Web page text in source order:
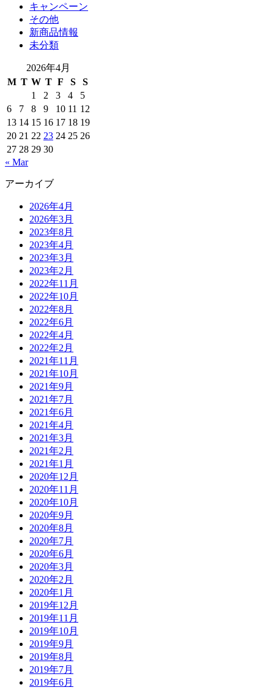
キャンペーン
その他
新商品情報
未分類
2026年4月
M T W T F S
S
1
2 3 4
5
6
7 8 9 10 11 12
13 14 15 16 17 18 19
20 21 22 23 24 25 26
27 28 29 30
« Mar
アーカイブ
2026年4月
2026年3月
2023年8月
2023年4月
2023年3月
2023年2月
2022年11月
2022年10月
2022年8月
2022年6月
2022年4月
2022年2月
2021年11月
2021年10月
2021年9月
2021年7月
2021年6月
2021年4月
2021年3月
2021年2月
2021年1月
2020年12月
2020年11月
2020年10月
2020年9月
2020年8月
2020年7月
2020年6月
2020年3月
2020年2月
2020年1月
2019年12月
2019年11月
2019年10月
2019年9月
2019年8月
2019年7月
2019年6月